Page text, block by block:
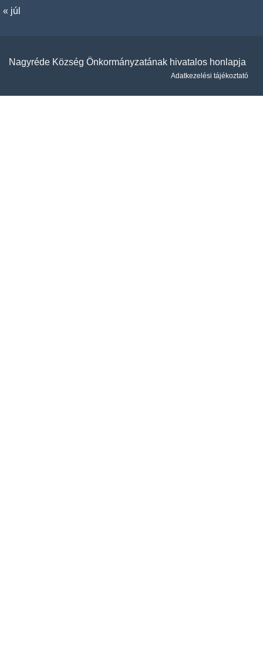
« júl
Nagyréde Község Önkormányzatának hivatalos honlapja
Adatkezelési tájékoztató